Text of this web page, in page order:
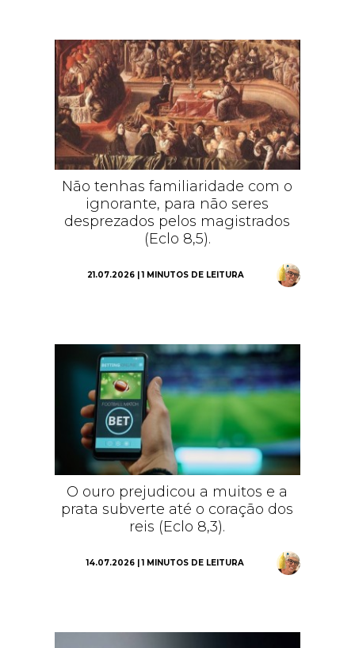
Não tenhas familiaridade com o
ignorante, para não seres
desprezados pelos magistrados
(Eclo 8,5).
21.07.2026 | 1 MINUTOS DE LEITURA
O ouro prejudicou a muitos e a
prata subverte até o coração dos
reis (Eclo 8,3).
14.07.2026 | 1 MINUTOS DE LEITURA